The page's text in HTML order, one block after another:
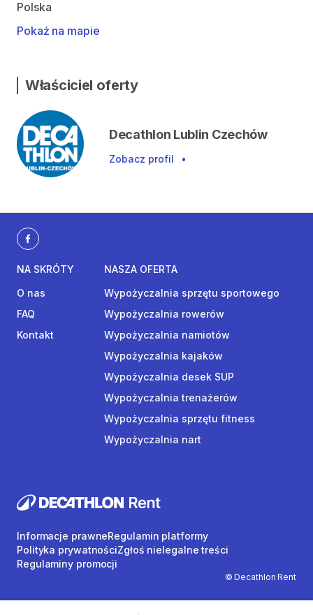
Polska
Pokaż na mapie
Właściciel oferty
Decathlon Lublin Czechów
Zobacz profil •
NA SKRÓTY
O nas
FAQ
Kontakt
NASZA OFERTA
Wypożyczalnia sprzętu sportowego
Wypożyczalnia rowerów
Wypożyczalnia namiotów
Wypożyczalnia kajaków
Wypożyczalnia desek SUP
Wypożyczalnia trenażerów
Wypożyczalnia sprzętu fitness
Wypożyczalnia nart
© Decathlon Rent
Informacje prawneRegulamin platformy
Polityka prywatnościZgłoś nielegalne treści
Regulaminy promocji